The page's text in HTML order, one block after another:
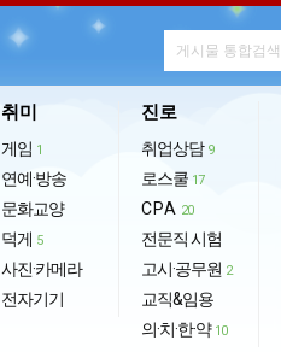
취미
게임 1
연예·방송
문화교양
덕게 5
사진·카메라
전자기기
진로
취업상담 9
로스쿨 17
CPA 20
전문직 시험
고시·공무원 2
교직&임용
의·치·한·약 10